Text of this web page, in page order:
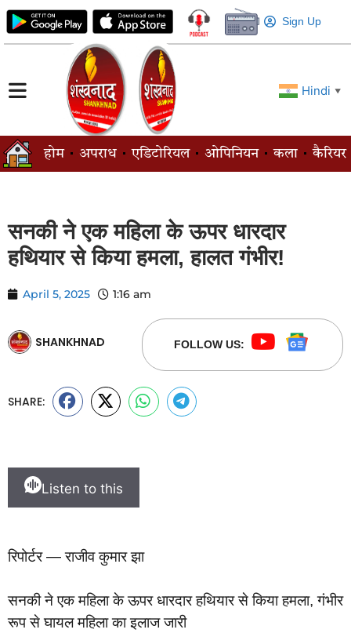
Sign Up
Hindi ▼
होम अपराध एडिटोरियल ओपिनियन कला कैरियर
सनकी ने एक महिला के ऊपर धारदार
हथियार से किया हमला, हालत गंभीर!
April 5, 2025 1:16 am
SHANKHNAD FOLLOW US:
SHARE:
Listen to this
रिपोर्टर — राजीव कुमार झा
सनकी ने एक महिला के ऊपर धारदार हथियार से किया हमला, गंभीर
रूप से घायल महिला का इलाज जारी